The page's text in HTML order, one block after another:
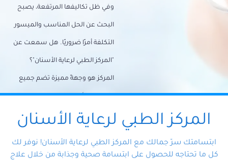
وفي ظل تكاليفها المرتفعة، يصبح
البحث عن الحل المناسب والميسور
التكلفة أمرًا ضروريًا. هل سمعت عن
"المركز الطبي لرعاية الأسنان"؟
المركز هو وجهةً مميزة تضم جميع
احتياجات الأسنان تحت سقف واحد،
وتضمن لك حلاً شاملًا لجميع
المتخصص ذوي الخبرة، ستجد نفسك
المركز الطبي لرعاية الأسنان
ابتسامتك سرّ جمالك مع المركز الطبي لرعاية الأسنان! نوفر لك
كل ما تحتاجه للحصول على ابتسامة صحية وجذابة من خلال علاج